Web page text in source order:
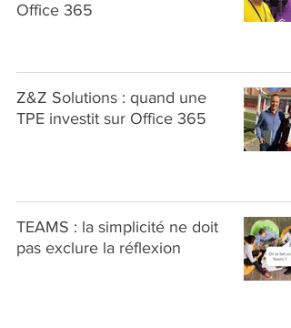
Office 365
Z&Z Solutions : quand une
TPE investit sur Office 365
TEAMS : la simplicité ne doit
pas exclure la réflexion